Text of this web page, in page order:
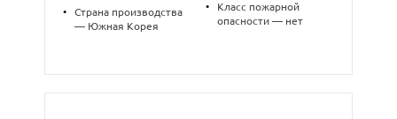
•
Страна производства
— Южная Корея
•
Класс пожарной
опасности — нет